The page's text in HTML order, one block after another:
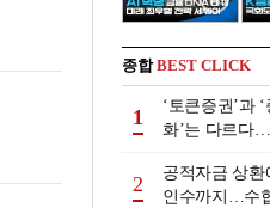
종합BEST CLICK
1
‘토큰증권’과
화’는 다르다
2
공적자금 상환
인수까지…수